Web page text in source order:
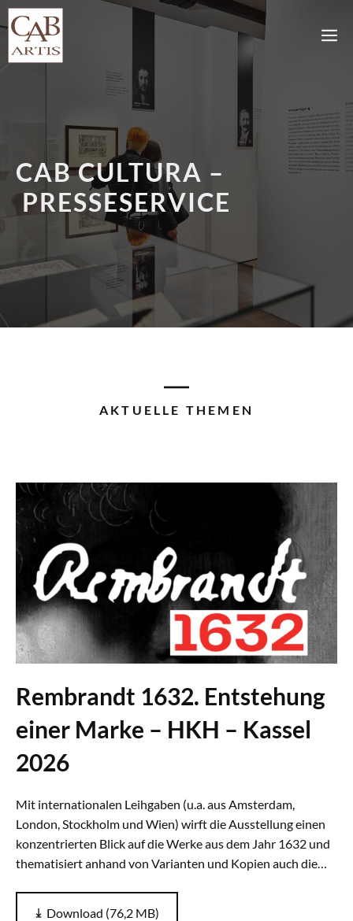
Zum
Inhalt
springen
CAB CULTURA –
PRESSESERVICE
AKTUELLE THEMEN
Rembrandt 1632. Entstehung
einer Marke – HKH – Kassel
2026
Mit internationalen Leihgaben (u.a. aus Amsterdam,
London, Stockholm und Wien) wirft die Ausstellung einen
konzentrierten Blick auf die Werke aus dem Jahr 1632 und
thematisiert anhand von Varianten und Kopien auch die…
Download (76,2 MB)